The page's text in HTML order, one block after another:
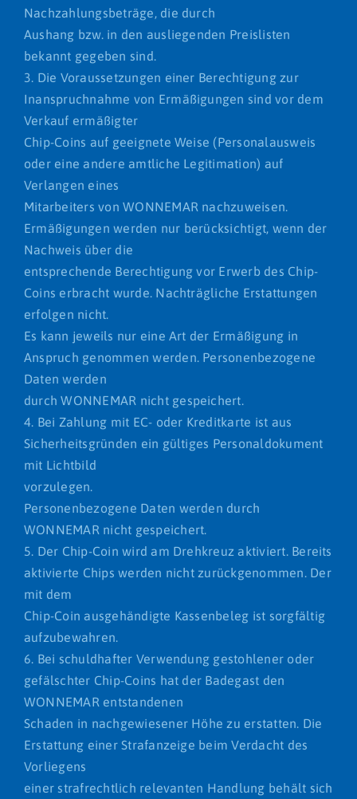
Nachzahlungsbeträge, die durch
Aushang bzw. in den ausliegenden Preislisten
bekannt gegeben sind.
3. Die Voraussetzungen einer Berechtigung zur
Inanspruchnahme von Ermäßigungen sind vor dem
Verkauf ermäßigter
Chip-Coins auf geeignete Weise (Personalausweis
oder eine andere amtliche Legitimation) auf
Verlangen eines
Mitarbeiters von WONNEMAR nachzuweisen.
Ermäßigungen werden nur berücksichtigt, wenn der
Nachweis über die
entsprechende Berechtigung vor Erwerb des Chip-
Coins erbracht wurde. Nachträgliche Erstattungen
erfolgen nicht.
Es kann jeweils nur eine Art der Ermäßigung in
Anspruch genommen werden. Personenbezogene
Daten werden
durch WONNEMAR nicht gespeichert.
4. Bei Zahlung mit EC- oder Kreditkarte ist aus
Sicherheitsgründen ein gültiges Personaldokument
mit Lichtbild
vorzulegen.
Personenbezogene Daten werden durch
WONNEMAR nicht gespeichert.
5. Der Chip-Coin wird am Drehkreuz aktiviert. Bereits
aktivierte Chips werden nicht zurückgenommen. Der
mit dem
Chip-Coin ausgehändigte Kassenbeleg ist sorgfältig
aufzubewahren.
6. Bei schuldhafter Verwendung gestohlener oder
gefälschter Chip-Coins hat der Badegast den
WONNEMAR entstandenen
Schaden in nachgewiesener Höhe zu erstatten. Die
Erstattung einer Strafanzeige beim Verdacht des
Vorliegens
einer strafrechtlich relevanten Handlung behält sich